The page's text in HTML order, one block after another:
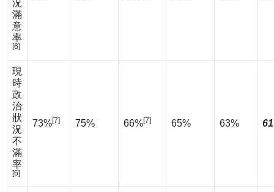
況
滿
意
率
[6]
現
時
政
治
狀
況
不
滿
率
[6]
73%[7] 75% 66%[7] 65% 63%